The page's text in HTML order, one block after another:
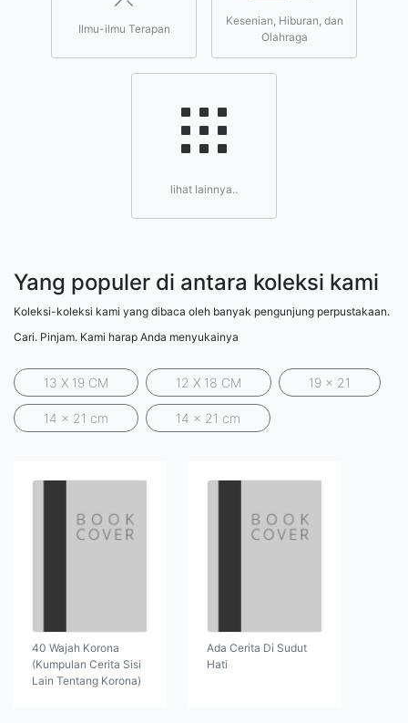
Ilmu-ilmu Terapan
Kesenian, Hiburan, dan
Olahraga
lihat lainnya..
Yang populer di antara koleksi kami
Koleksi-koleksi kami yang dibaca oleh banyak pengunjung perpustakaan.
Cari. Pinjam. Kami harap Anda menyukainya
13 X 19 CM 12 X 18 CM 19 x 21
14 x 21 cm 14 x 21 cm
40 Wajah Korona
(Kumpulan Cerita Sisi
Lain Tentang Korona)
Ada Cerita Di Sudut
Hati